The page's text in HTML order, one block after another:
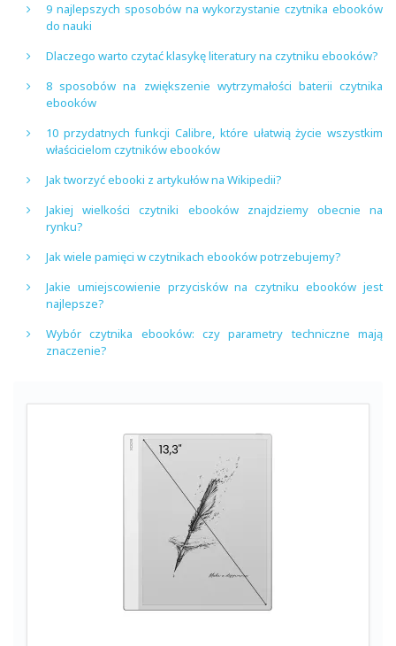
9 najlepszych sposobów na wykorzystanie czytnika ebooków
do nauki
Dlaczego warto czytać klasykę literatury na czytniku ebooków?
8 sposobów na zwiększenie wytrzymałości baterii czytnika
ebooków
10 przydatnych funkcji Calibre, które ułatwią życie wszystkim
właścicielom czytników ebooków
Jak tworzyć ebooki z artykułów na Wikipedii?
Jakiej wielkości czytniki ebooków znajdziemy obecnie na
rynku?
Jak wiele pamięci w czytnikach ebooków potrzebujemy?
Jakie umiejscowienie przycisków na czytniku ebooków jest
najlepsze?
Wybór czytnika ebooków: czy parametry techniczne mają
znaczenie?